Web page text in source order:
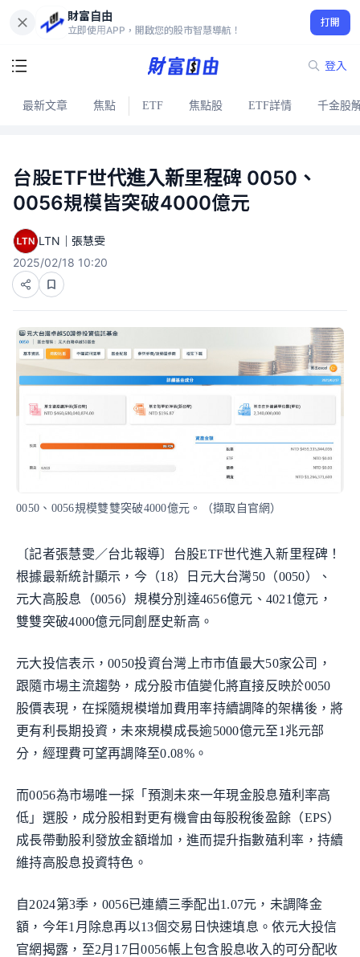
財富自由
立即使用APP，開啟您的股市智慧導航！
打開
登入
最新文章 焦點 ETF 焦點股 ETF詳情 千金股
台股ETF世代進入新里程碑 0050、
0056規模皆突破4000億元
LTN｜張慧雯
2025/02/18 10:20
0050、0056規模雙雙突破4000億元。（擷取自官網）
〔記者張慧雯／台北報導〕台股ETF世代進入新里程碑！
根據最新統計顯示，今（18）日元大台灣50（0050）、
元大高股息（0056）規模分別達4656億元、4021億元，
雙雙突破4000億元同創歷史新高。
元大投信表示，0050投資台灣上市市值最大50家公司，
跟隨市場主流趨勢，成分股市值變化將直接反映於0050
股價表現，在採隨規模增加費用率持續調降的架構後，將
更有利長期投資，未來規模成長逾5000億元至1兆元部
分，經理費可望再調降至0.08%。
而0056為市場唯一採「預測未來一年現金股息殖利率高
低」選股，成分股相對更有機會由每股稅後盈餘（EPS）
成長帶動股利發放金額增加，進而提升指數殖利率，持續
維持高股息投資特色。
自2024第3季，0056已連續三季配出1.07元，未調降金
額，今年1月除息再以13個交易日快速填息。依元大投信
官網揭露，至2月17日0056帳上包含股息收入的可分配收